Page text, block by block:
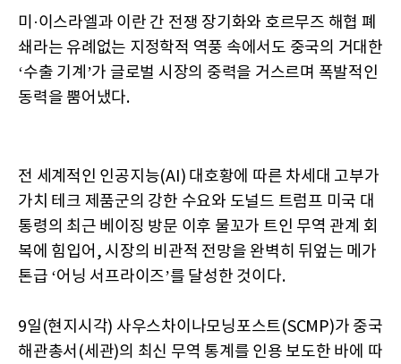
미·이스라엘과 이란 간 전쟁 장기화와 호르무즈 해협 폐
쇄라는 유례없는 지정학적 역풍 속에서도 중국의 거대한
‘수출 기계’가 글로벌 시장의 중력을 거스르며 폭발적인
동력을 뿜어냈다.
전 세계적인 인공지능(AI) 대호황에 따른 차세대 고부가
가치 테크 제품군의 강한 수요와 도널드 트럼프 미국 대
통령의 최근 베이징 방문 이후 물꼬가 트인 무역 관계 회
복에 힘입어, 시장의 비관적 전망을 완벽히 뒤엎는 메가
톤급 ‘어닝 서프라이즈’를 달성한 것이다.
9일(현지시각) 사우스차이나모닝포스트(SCMP)가 중국
해관총서(세관)의 최신 무역 통계를 인용 보도한 바에 따